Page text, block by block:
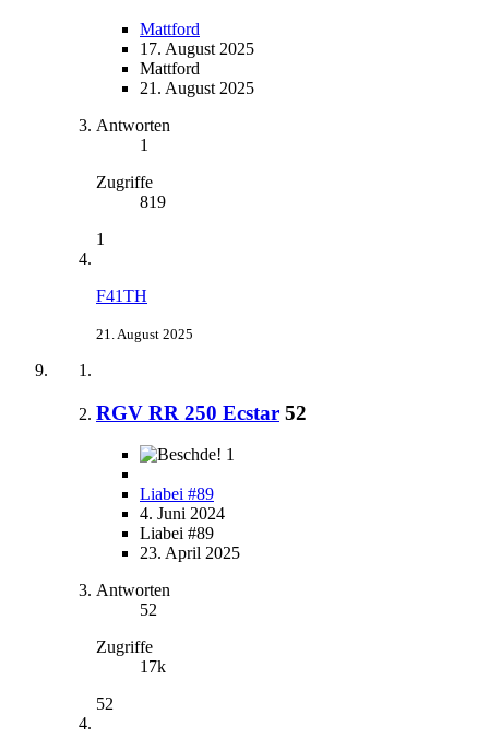
Mattford
17. August 2025
Mattford
21. August 2025
Antworten
1
Zugriffe
819
1
F41TH
21. August 2025
RGV RR 250 Ecstar 52
1
Liabei #89
4. Juni 2024
Liabei #89
23. April 2025
Antworten
52
Zugriffe
17k
52